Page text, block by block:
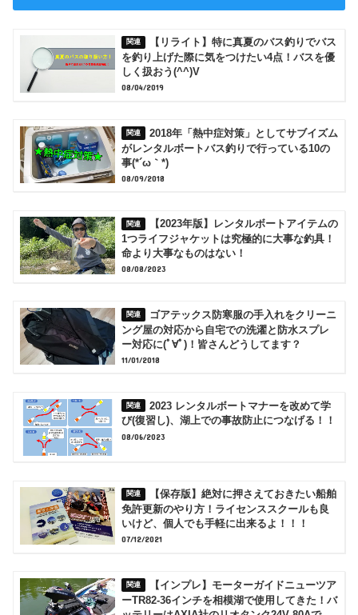
【リライト】特に真夏のバス釣りでバス
を釣り上げた際に気をつけたい4点！バスを優
しく扱おう(^^)V
08/04/2019
2018年「熱中症対策」としてサブイズム
がレンタルボートバス釣りで行っている10の
事(*´ω｀*)
08/09/2018
【2023年版】レンタルボートアイテムの
1つライフジャケットは究極的に大事な釣具！
命より大事なものはない！
08/08/2023
ゴアテックス防寒服の手入れをクリーニ
ング屋の対応から自宅での洗濯と防水スプレ
ー対応に(ﾟ∀ﾟ)！皆さんどうしてます？
11/01/2018
2023 レンタルボートマナーを改めて学
び(復習し)、湖上での事故防止につなげる！！
08/06/2023
【保存版】絶対に押さえておきたい船舶
免許更新のやり方！ライセンススクールも良
いけど、個人でも手軽に出来るよ！！！
07/12/2021
【インプレ】モーターガイドニューツア
ーTR82-36インチを相模湖で使用してきた！バ